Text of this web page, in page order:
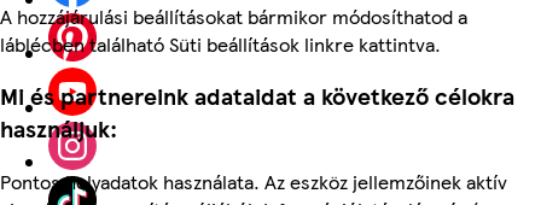
A hozzájárulási beállításokat bármikor módosíthatod a
láblécben található Süti beállítások linkre kattintva.
Mi és partnereink adataidat a következő célokra
használjuk:
Pontos helyadatok használata. Az eszköz jellemzőinek aktív